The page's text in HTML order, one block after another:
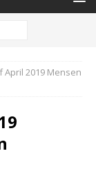
April 2019 Mensen